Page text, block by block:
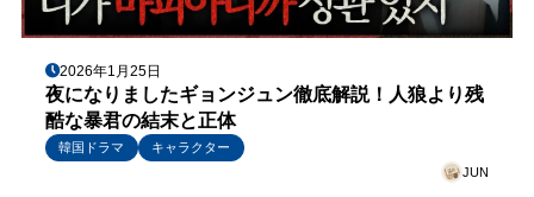
2026年1月25日
夜になりましたギョンジュン徹底解説！人狼より残
酷な暴君の結末と正体
韓国ドラマ
キャラクター
JUN